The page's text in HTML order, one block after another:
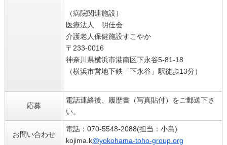
（病院関連施設）
医療法人 明佳会
介護老人保健施設すこやか
〒233-0016
神奈川県横浜市港南区下永谷5-81-18
（横浜市営地下鉄「下永谷」駅徒歩13分）
応募
電話連絡後、履歴書（写真貼付）をご郵送下さ
い。
お問い合わせ
電話：070-5548-2088(担当：小島)
kojima.k@yokohama-toho-group.org